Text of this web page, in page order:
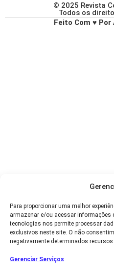
Para proporcionar uma melhor
armazenar e/ou acessar
tecnologias nos permite processar
exclusivos neste site. O não
negativamente determinados recursos
Gerenciar Serviços
© 2025 Revista
Todos os
Feito Com ♥ Por